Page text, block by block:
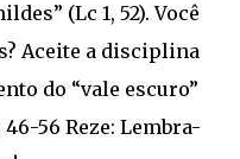
(Lc 1, 52). Você
Aceite a disciplina
do “vale escuro”
46-56 Reze: Lembra-